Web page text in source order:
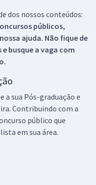
dos nossos conteúdos:
públicos,
ajuda. Não fique de
busque a vaga com
a sua Pós-graduação e
Contribuindo com a
público que
em sua área.